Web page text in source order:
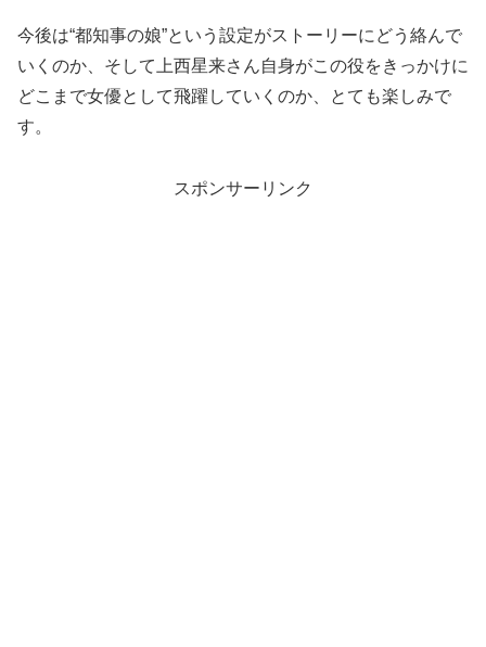
今後は“都知事の娘”という設定がストーリーにどう絡んで
いくのか、そして上西星来さん自身がこの役をきっかけに
どこまで女優として飛躍していくのか、とても楽しみで
す。
スポンサーリンク